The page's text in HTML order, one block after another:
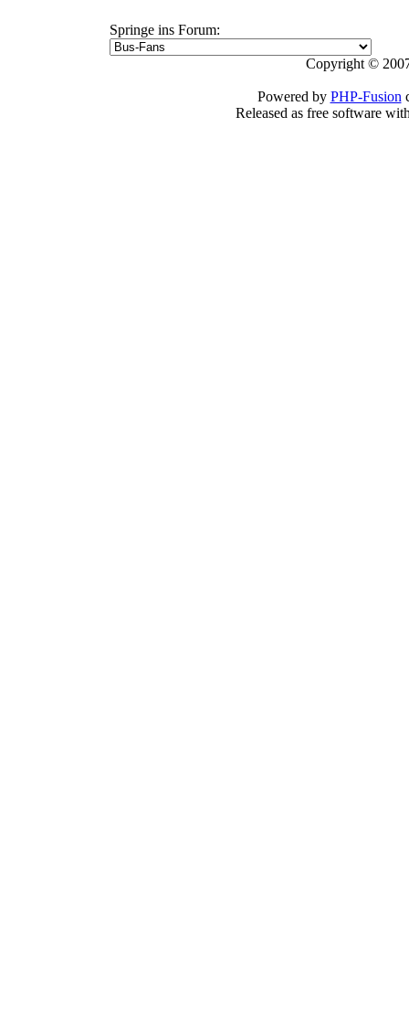
Springe ins Forum:
Copyright ©
Powered by PHP-Fusion
Released as free software